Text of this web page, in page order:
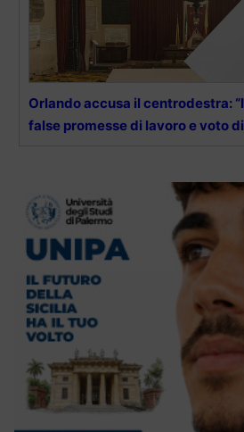
Orlando accusa il centrodestra:
false promesse di lavoro e voto